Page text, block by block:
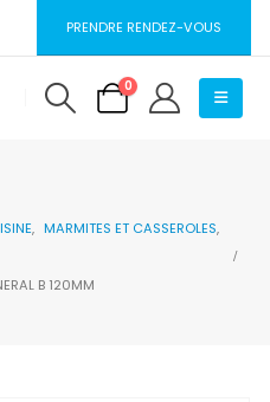
PRENDRE RENDEZ-VOUS
0
, MARMITES ET CASSEROLES,
B 120MM